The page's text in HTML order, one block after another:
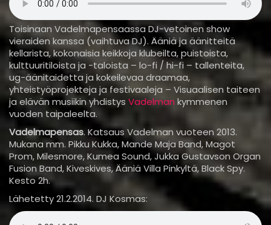
Toisinaan Vadelmapensaassa DJ-vetoinen show
vieraiden kanssa (vaihtuva DJ). Ääniä ja äänitteitä
kellarista, kokonaisia keikkoja klubeilta, puistoista,
kulttuuritiloista ja -taloista – lo-fi / hi-fi – tallenteita,
ug-äänitaidetta ja kokeilevaa draamaa,
yhteistyöprojekteja ja festivaaleja – Visuaalisen taiteen
ja elävän musiikin yhdistys Vadelman kymmenen
vuoden taipaleelta.
Vadelmapensas. Katsaus Vadelman vuoteen 2013.
Mukana mm. Pikku Kukka, Mande Maja Band, Magot
Prom, Milesmore, Kumea Sound, Jukka Gustavson Organ
Fusion Band, Kiveskives, Ääniä Villa Pinkyltä, Black Spy.
Kesto 2h.
Lähetetty 21.2.2014. DJ Kosmas: